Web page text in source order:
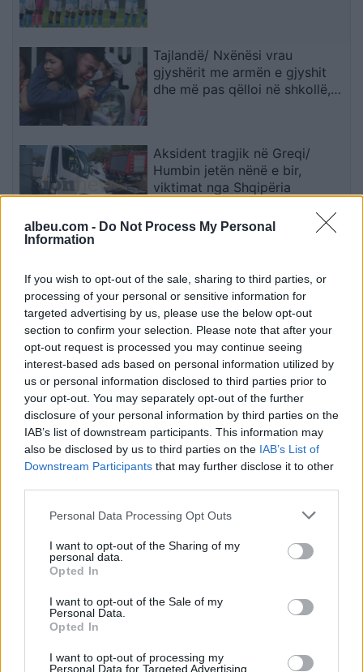
albeu.com - Do Not Process My Personal
Information
If you wish to opt-out of the sale, sharing to third parties, or
processing of your personal or sensitive information for
targeted advertising by us, please use the below opt-out
section to confirm your selection. Please note that after your
opt-out request is processed you may continue seeing
interest-based ads based on personal information utilized by
us or personal information disclosed to third parties prior to
your opt-out. You may separately opt-out of the further
disclosure of your personal information by third parties on the
IAB’s list of downstream participants. This information may
also be disclosed by us to third parties on the IAB’s List of
Downstream Participants that may further disclose it to other
Personal Data Processing Opt Outs
I want to opt-out of the Sharing of my
personal data.
Opted In
I want to opt-out of the Sale of my
Personal Data.
Opted In
I want to opt-out of processing my
Personal Data for Targeted Advertising.
Tajlandë/ Nxënësi vrau
gjyshërit me armën e gjyshit
dhe më pas qëlloi në shkollë,
Aksident tragjik në Greqi/
Humbin jetën nënë e bir,
viktimat nga Shqipëria
qytetarëve bullgarë për
anëtarësimin në BE
Esim for USA|Esim for Italy| Esim for Spain | Esim